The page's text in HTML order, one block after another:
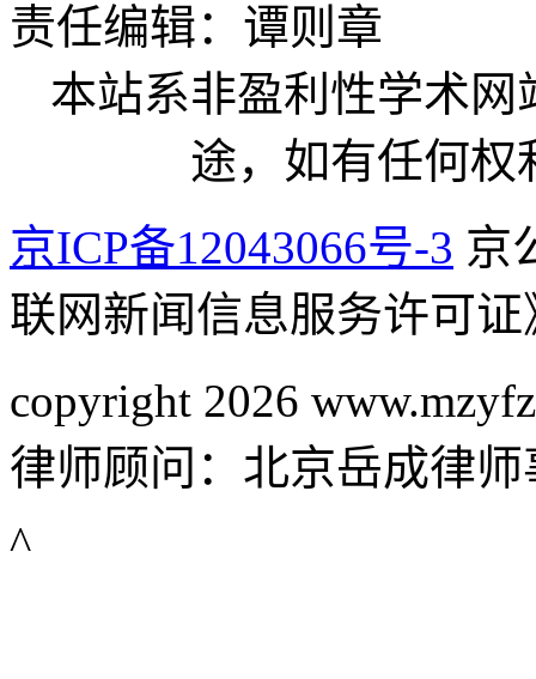
责任编辑：谭则章
本站系非盈利性学术
途，如有任何权
京ICP备12043066号-3 京
联网新闻信息服务许可证
copyright 2026
律师顾问：北京岳成律师
^